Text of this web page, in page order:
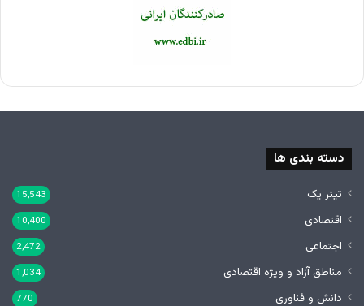
دسته بندی ها
تیتر یک 15,543
اقتصادی 10,400
اجتماعی 2,472
مناطق آزاد و ویژه اقتصادی 1,034
دانش و فناوری 770